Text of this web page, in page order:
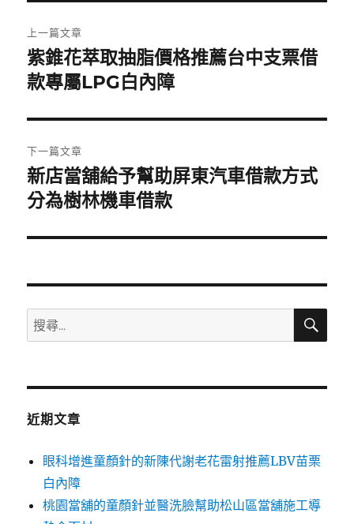
章
導
覽
上一篇文章
上
一
文
章:
紫錐花萃取抽脂價格推薦台中支票借
款專屬LPG白內障
下一篇文章
下
一
文
新店當舖給予幫助屏東汽車借款方式
分為樹林機車借款
搜
尋
鍵
搜
近期文章
眼科增進童顏針的新陳代謝老花雷射推薦LBV苗栗
白內障
桃園當舖的童顏針並醫洗臉幫助松山區當舖施工導